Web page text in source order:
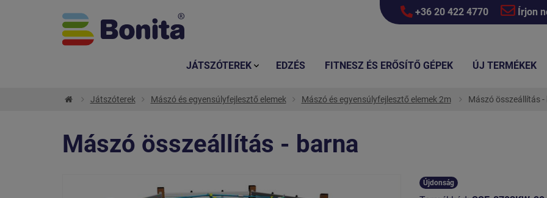
+36 20 422 4770 Írjon
Játszóterek Mászó és egyensúlyfejlesztő elemek Mászó és egyensúlyfejlesztő elemek 2m Mászó összeállítás -
Mászó összeállítás - barna
Újdonság
JÁTSZÓTEREK EDZÉS FITNESZ ÉS ERŐSÍTŐ GÉPEK ÚJ TERMÉKEK